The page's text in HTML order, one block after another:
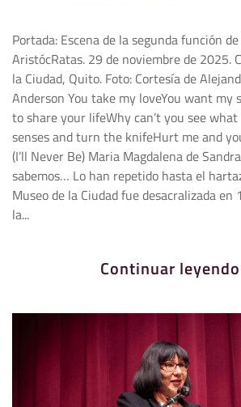
Portada: Escena de la segunda función
AristócRatas. 29 de noviembre de 2025.
la Ciudad, Quito. Foto: Cortesía de
Anderson You take my loveYou want my
to share your lifeWhy can’t you see
senses and turn the knifeHurt me and
(I’ll Never Be) Maria Magdalena de
sabemos… Lo han repetido hasta el
Museo de la Ciudad fue desacralizada en
la...
Continuar leyendo